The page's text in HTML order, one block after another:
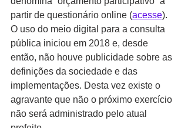
partir de questionário online (acesse).
O uso do meio digital para a consulta
pública iniciou em 2018 e, desde
então, não houve publicidade sobre as
definições da sociedade e das
implementações. Desta vez existe o
agravante que não o próximo exercício
não será administrado pelo atual